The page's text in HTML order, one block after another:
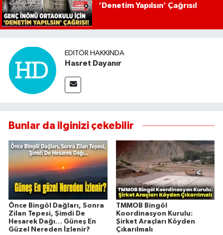
‘Denetim Yapılsın’ Çağrısı!
EDITÖR HAKKINDA
Hasret Dayanır
Bunlar da ilginizi çekebilir
Önce Bingöl Dağları, Sonra
Zilan Tepesi, Şimdi De
Hesarek Dağı… Güneş En
Güzel Nereden İzlenir?
TMMOB Bingöl
Koordinasyon Kurulu:
Şirket Araçları Köyden
Çıkarılmalı